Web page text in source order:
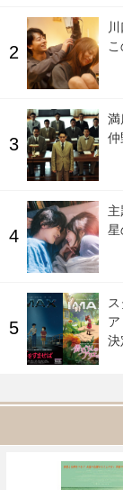
満
仲
主
決